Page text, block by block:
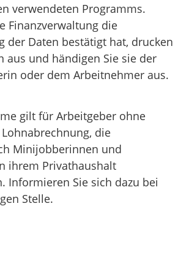
verwendeten Programms.
Finanzverwaltung die
der Daten bestätigt hat, drucken
aus und händigen Sie sie der
oder dem Arbeitnehmer aus.
gilt für Arbeitgeber ohne
die
Minijobberinnen und
ihrem Privathaushalt
Informieren Sie sich dazu bei
Stelle.